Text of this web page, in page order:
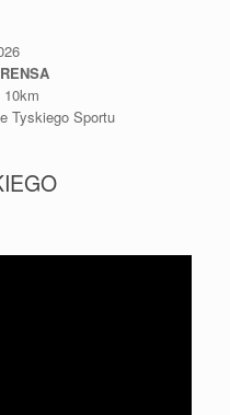
10km
Tyskiego Sportu